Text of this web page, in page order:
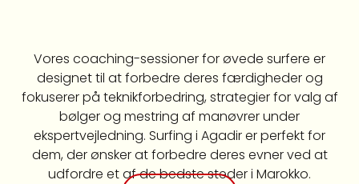
Vores coaching-sessioner for øvede surfere er
designet til at forbedre deres færdigheder og
fokuserer på teknikforbedring, strategier for valg af
bølger og mestring af manøvrer under
ekspertvejledning. Surfing i Agadir er perfekt for
dem, der ønsker at forbedre deres evner ved at
udfordre et af de bedste steder i Marokko.